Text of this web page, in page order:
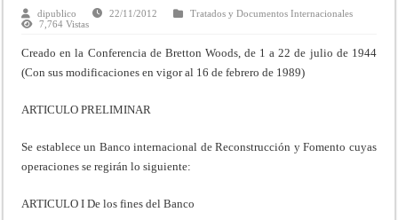
dipublico 22/11/2012
Tratados y Documentos Internacionales
7,764 Vistas
Creado en la Conferencia de Bretton Woods, de 1 a 22 de julio de 1944
(Con sus modificaciones en vigor al 16 de febrero de 1989)
ARTICULO PRELIMINAR
Se establece un Banco internacional de Reconstrucción y Fomento cuyas
operaciones se regirán lo siguiente:
ARTICULO I De los fines del Banco